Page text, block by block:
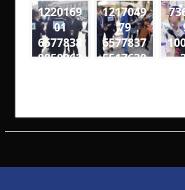
1220169
01
6577838
9850962
79184 n
1217049
79
6577837
5517630
74281 n